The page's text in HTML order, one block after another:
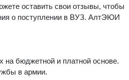
оставить свои отзывы, чтобы
о поступлении в ВУЗ. АлтЭЮИ
на бюджетной и платной основе.
в армии.